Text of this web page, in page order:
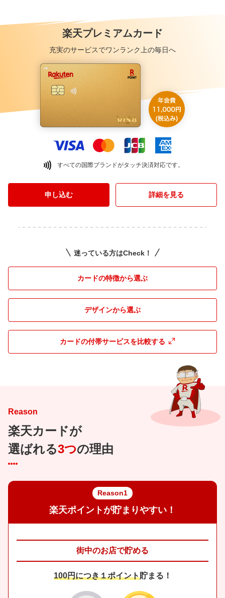
楽天プレミアムカード
充実のサービスでワンランク上の毎日へ
すべての国際ブランドがタッチ決済対応です。
申し込む 詳細を見る
迷っている方はCheck！
カードの特徴から選ぶ
デザインから選ぶ
カードの付帯サービスを比較する
Reason
楽天カードが
選ばれる3つの理由
Reason1
楽天ポイントが貯まりやすい！
街中のお店で貯める
100円につき１ポイント貯まる！